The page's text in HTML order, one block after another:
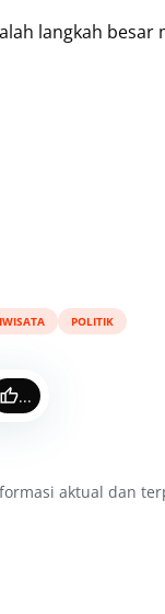
langkah besar
POLITIK
...
aktual dan